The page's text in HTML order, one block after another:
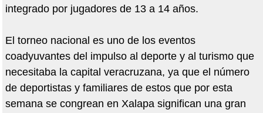
integrado por jugadores de 13 a 14 años.
El torneo nacional es uno de los eventos
coadyuvantes del impulso al deporte y al turismo que
necesitaba la capital veracruzana, ya que el número
de deportistas y familiares de estos que por esta
semana se congrean en Xalapa significan una gran